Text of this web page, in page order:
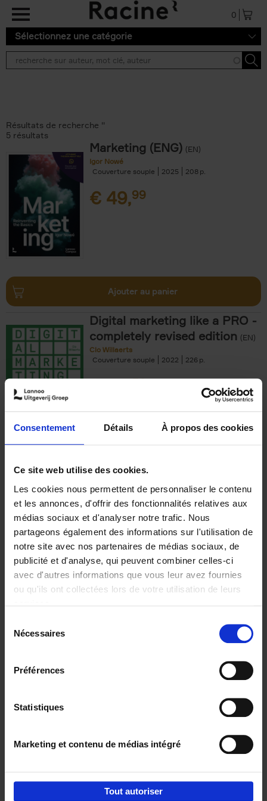
Consentement Détails À propos des cookies
Ce site web utilise des cookies.
Les cookies nous permettent de personnaliser le contenu
et les annonces, d'offrir des fonctionnalités relatives aux
médias sociaux et d'analyser notre trafic. Nous
partageons également des informations sur l'utilisation de
notre site avec nos partenaires de médias sociaux, de
publicité et d'analyse, qui peuvent combiner celles-ci
avec d'autres informations que vous leur avez fournies
ou qu'ils ont collectées lors de votre utilisation de leurs
Nécessaires
Préférences
Statistiques
Marketing et contenu de médias intégré
Tout autoriser
Aller au contenu principal
0
Sélectionnez une catégorie
Résultats de recherche ''
5 résultats
Marketing (ENG) (EN)
Igor Nowé
Couverture souple
2025 208
€ 49,99
Ajouter au panier
Digital marketing like a PRO -
completely revised edition (EN)
Clo Willaerts
Couverture souple
2022 226
€35,50
The Offer You Can't
Refuse
Steven Van Belleghem
Couverture souple
2020 256
€37,50
Building Bonds = Building